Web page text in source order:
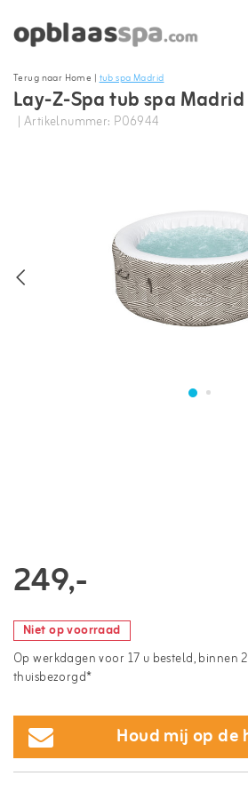
Terug naar Home |tub spa Madrid
Lay-Z-Spa tub spa Madrid
| Artikelnummer: P06944
249,-
Niet op voorraad
Op werkdagen voor 17 u besteld, binnen
thuisbezorgd*
Houd mij op de